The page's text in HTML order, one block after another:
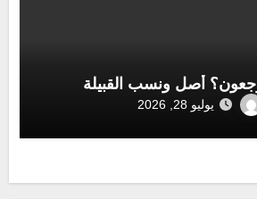
أصل ونسب القبيلة
يوليو 28, 2026